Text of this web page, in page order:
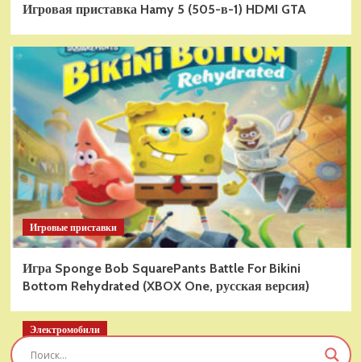
Игровая приставка Hamy 5 (505-в-1) HDMI GTA
Игровые приставки
Игра Sponge Bob SquarePants Battle For Bikini
Bottom Rehydrated (XBOX One, русская версия)
Электромобили
Детский электромобиль RiverToys T777TT 4WD